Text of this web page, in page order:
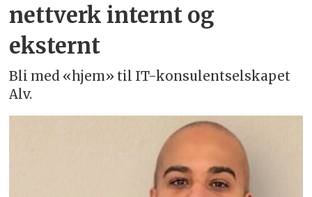
nettverk internt og
eksternt
Bli med «hjem» til IT-konsulentselskapet
Alv.